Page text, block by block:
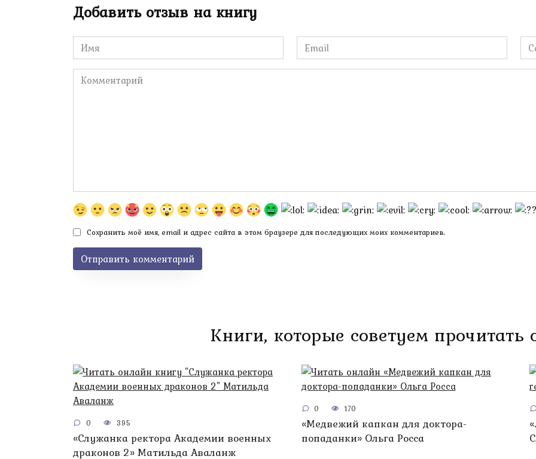
Добавить отзыв на книгу
Имя
*
Email
*
Комментарий
Сохранить моё имя, email и адрес сайта в этом браузере для последующих моих комментариев.
Книги, которые советуем прочитать
0 395
«Служанка ректора Академии военных
драконов 2» Матильда Аваланж
0 170
«Медвежий капкан для доктора-
попаданки» Ольга Росса